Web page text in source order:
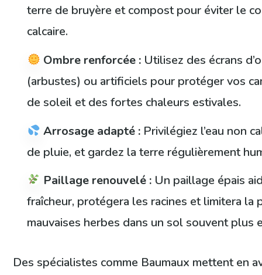
terre de bruyère et compost pour éviter le
calcaire.
Ombre renforcée : Utilisez des écrans
(arbustes) ou artificiels pour protéger vos
de soleil et des fortes chaleurs estivales.
Arrosage adapté : Privilégiez l’eau non
de pluie, et gardez la terre régulièrement
Paillage renouvelé : Un paillage épais
fraîcheur, protégera les racines et limitera la
mauvaises herbes dans un sol souvent plus
Des spécialistes comme Baumaux mettent en